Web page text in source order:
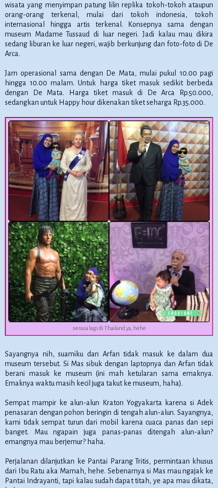
wisata yang menyimpan patung lilin replika tokoh-tokoh ataupun
orang-orang terkenal, mulai dari tokoh indonesia, tokoh
internasional hingga artis terkenal. Konsepnya sama dengan
museum Madame Tussaud di luar negeri. Jadi kalau mau dikira
sedang liburan ke luar negeri, wajib berkunjung dan foto-foto di De
Arca.
Jam operasional sama dengan De Mata, mulai pukul 10.00 pagi
hingga 10.00 malam. Untuk harga tiket masuk sedikit berbeda
dengan De Mata. Harga tiket masuk di De Arca Rp.50.000,
sedangkan untuk Happy hour dikenakan tiket seharga Rp.35.000.
serasa lagi di Thailand ya, hehe
Sayangnya nih, suamiku dan Arfan tidak masuk ke dalam dua
museum tersebut. Si Mas sibuk dengan laptopnya dan Arfan tidak
berani masuk ke museum (ini mah ketularan sama emaknya.
Emaknya waktu masih kecil juga takut ke museum, haha).
Sempat mampir ke alun-alun Kraton Yogyakarta karena si Adek
penasaran dengan pohon beringin di tengah alun-alun. Sayangnya,
kami tidak sempat turun dari mobil karena cuaca panas dan sepi
banget. Mau ngapain juga panas-panas ditengah alun-alun?
emangnya mau berjemur? haha.
Perjalanan dilanjutkan ke Pantai Parang Tritis, permintaan khusus
dari Ibu Ratu aka Mamah, hehe. Sebenarnya si Mas mau ngajak ke
Pantai Indrayanti, tapi kalau sudah dapat titah, ye apa mau dikata,